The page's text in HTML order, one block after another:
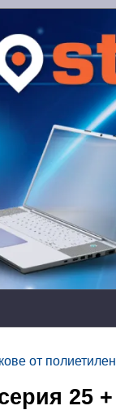
от полиетилен
25 +